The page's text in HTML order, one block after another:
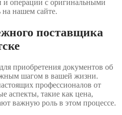
и операции с оригинальными
нашем сайте.
поставщика
приобретения документов об
шагом в вашей жизни.
профессионалов от
аспекты, такие как цена,
важную роль в этом процессе.